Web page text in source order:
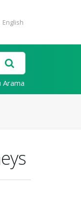
English
Arama